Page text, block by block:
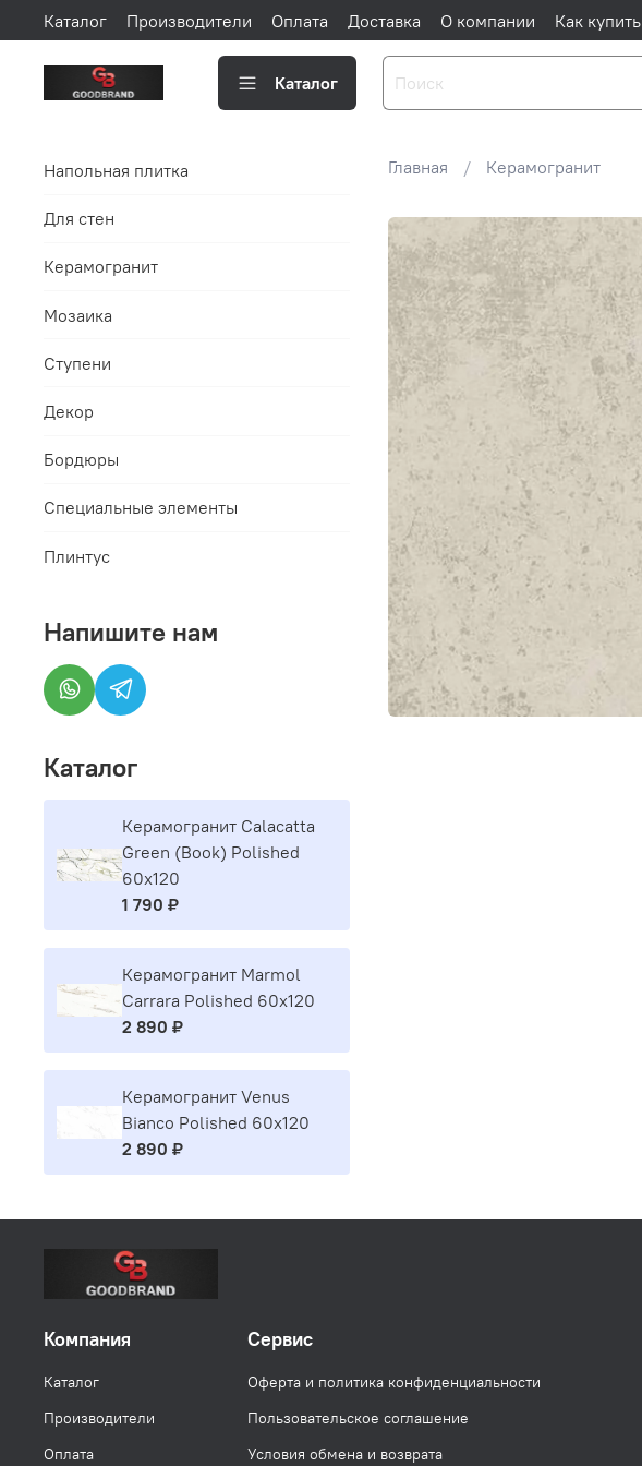
Каталог Производители Оплата Доставка О компании Как купить
Каталог
Главная Керамогранит
Напольная плитка
Для стен
Керамогранит
Мозаика
Ступени
Декор
Бордюры
Специальные элементы
Плинтус
Напишите нам
Каталог
Керамогранит Calacatta
Green (Book) Polished
60x120
1 790 ₽
Керамогранит Marmol
Carrara Polished 60x120
2 890 ₽
Керамогранит Venus
Bianco Polished 60x120
2 890 ₽
Компания
Каталог
Производители
Оплата
Сервис
Оферта и политика конфиденциальности
Пользовательское соглашение
Условия обмена и возврата